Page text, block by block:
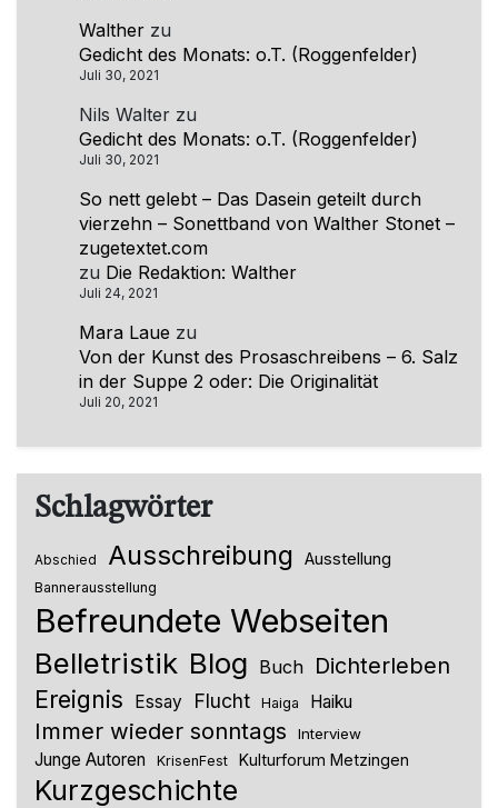
Walther zu
Gedicht des Monats: o.T. (Roggenfelder)
Juli 30, 2021
Nils Walter zu
Gedicht des Monats: o.T. (Roggenfelder)
Juli 30, 2021
So nett gelebt – Das Dasein geteilt durch
vierzehn – Sonettband von Walther Stonet –
zugetextet.com
zu Die Redaktion: Walther
Juli 24, 2021
Mara Laue zu
Von der Kunst des Prosaschreibens – 6. Salz
in der Suppe 2 oder: Die Originalität
Juli 20, 2021
Schlagwörter
Abschied Ausschreibung Ausstellung
Bannerausstellung
Befreundete Webseiten
Belletristik Blog Buch Dichterleben
Ereignis Essay Flucht Haiga Haiku
Immer wieder sonntags Interview
Junge Autoren KrisenFest Kulturforum Metzingen
Kurzgeschichte